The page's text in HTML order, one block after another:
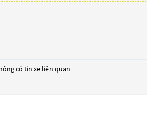
có tin xe liên quan